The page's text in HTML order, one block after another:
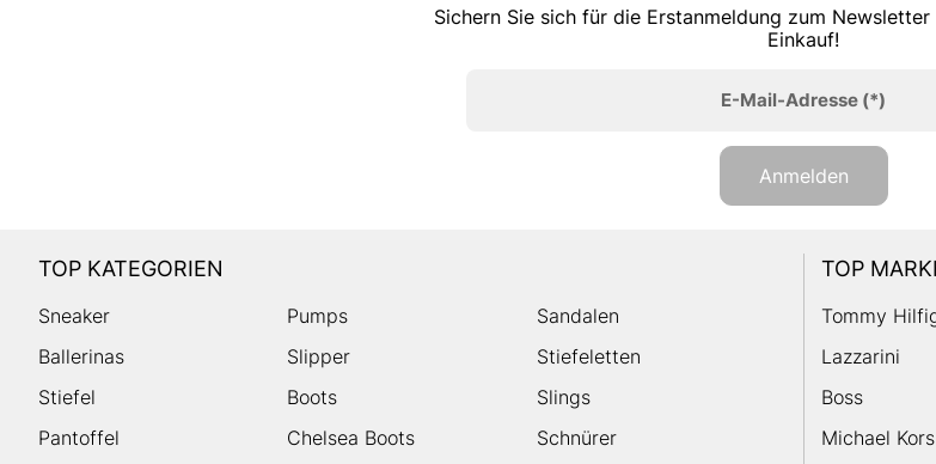
Sichern Sie sich für die Erstanmeldung zum
Einkauf!
E-Mail-Adresse(*)
Anmelden
TOP KATEGORIEN
Sneaker Pumps
Sandalen
Ballerinas
Slipper
Stiefeletten
Stiefel
Boots
Slings
Pantoffel
Chelsea Boots
Schnürer
TOP
Tommy
Lazzarini
Boss
Michael Kors